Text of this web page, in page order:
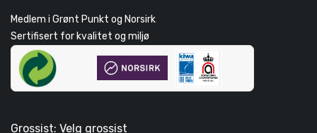
Medlem i Grønt Punkt og Norsirk
Sertifisert for kvalitet og miljø
Grossist: Velg grossist